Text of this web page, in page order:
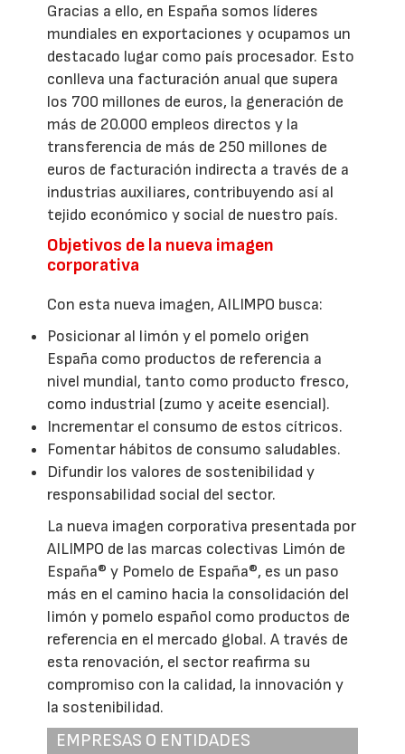
Gracias a ello, en España somos líderes
mundiales en exportaciones y ocupamos un
destacado lugar como país procesador. Esto
conlleva una facturación anual que supera
los 700 millones de euros, la generación de
más de 20.000 empleos directos y la
transferencia de más de 250 millones de
euros de facturación indirecta a través de a
industrias auxiliares, contribuyendo así al
tejido económico y social de nuestro país.
Objetivos de la nueva imagen
corporativa
Con esta nueva imagen, AILIMPO busca:
Posicionar al limón y el pomelo origen
España como productos de referencia a
nivel mundial, tanto como producto fresco,
como industrial (zumo y aceite esencial).
Incrementar el consumo de estos cítricos.
Fomentar hábitos de consumo saludables.
Difundir los valores de sostenibilidad y
responsabilidad social del sector.
La nueva imagen corporativa presentada por
AILIMPO de las marcas colectivas Limón de
España® y Pomelo de España®, es un paso
más en el camino hacia la consolidación del
limón y pomelo español como productos de
referencia en el mercado global. A través de
esta renovación, el sector reafirma su
compromiso con la calidad, la innovación y
la sostenibilidad.
EMPRESAS O ENTIDADES